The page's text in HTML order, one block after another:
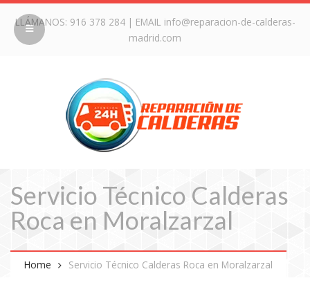
LLÁMANOS: 916 378 284| EMAIL info@reparacion-de-calderas-
madrid.com
Servicio Técnico Calderas
Roca en Moralzarzal
Home Servicio Técnico Calderas Roca en Moralzarzal